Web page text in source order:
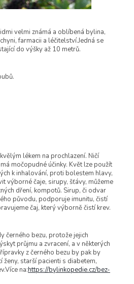
velmi známá a oblíbená bylina,
farmacii a léčitelství.Jedná se
do výšky až 10 metrů.
lékem na prochlazení. Ničí
močopudné účinky. Květ lze použít
k inhalování, proti bolestem hlavy,
výborné čaje, sirupy, šťávy, můžeme
dření, kompotů. Sirup, či odvar
původu, podporuje imunitu, čistí
čaj, který výborně čistí krev.
černého bezu, protože jejich
průjmu a zvracení, a v některých
z černého bezu by pak by
ženy, starší pacienti s diabetem,
na:https://bylinkopedie.cz/bez-